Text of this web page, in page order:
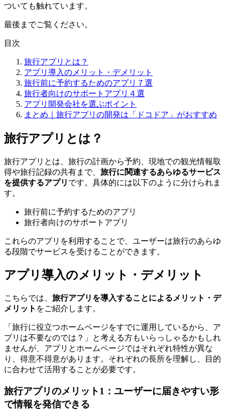
ついても触れています。
最後までご覧ください。
目次
旅行アプリとは？
アプリ導入のメリット・デメリット
旅行前に予約するためのアプリ７選
旅行者向けのサポートアプリ４選
アプリ開発会社を選ぶポイント
まとめ｜旅行アプリの開発は「ドコドア」がおすすめ
旅行アプリとは？
旅行アプリとは、旅行の計画から予約、現地での観光情報取
得や旅行記録の共有まで、 旅行に関連するあらゆるサービス
を提供するアプリ です。具体的には以下のように分けられま
す。
旅行前に予約するためのアプリ
旅行者向けのサポートアプリ
これらのアプリを利用することで、ユーザーは旅行のあらゆ
る段階でサービスを受けることができます。
アプリ導入のメリット・デメリット
こちらでは、 旅行アプリを導入することによるメリット・デ
メリット をご紹介します。
「旅行に役立つホームページをすでに運用しているから、ア
プリは不要なのでは？」と考える方もいらっしゃるかもしれ
ませんが、アプリとホームページではそれぞれ特性が異な
り、得意不得意があります。それぞれの長所を理解し、目的
に合わせて活用することが必要です。
旅行アプリのメリット1：ユーザーに届きやすい形
で情報を発信できる